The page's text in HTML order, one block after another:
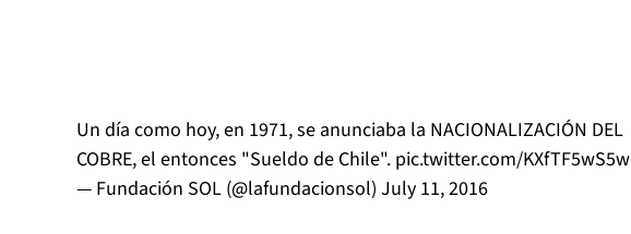
Un día como hoy, en 1971, se anunciaba la NACIONALIZACIÓN DEL
COBRE, el entonces "Sueldo de Chile". pic.twitter.com/KXfTF5wS5w
— Fundación SOL (@lafundacionsol) July 11, 2016